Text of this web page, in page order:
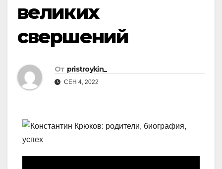
великих
свершений
От pristroykin_
СЕН 4, 2022